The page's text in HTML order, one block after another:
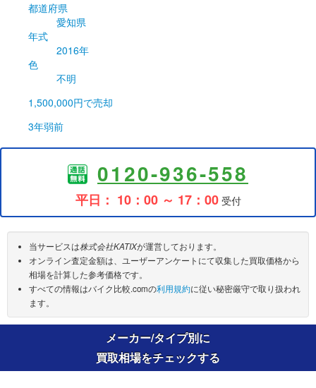
都道府県
愛知県
年式
2016年
色
不明
1,500,000円で売却
3年弱前
0120-936-558
平日： 10：00 ～ 17：00受付
当サービスは株式会社KATIXが運営しております。
オンライン査定金額は、ユーザーアンケートにて収集した買取価格から
相場を計算した参考価格です。
すべての情報はバイク比較.comの利用規約に従い秘密厳守で取り扱われ
ます。
メーカー/タイプ別に
買取相場をチェックする